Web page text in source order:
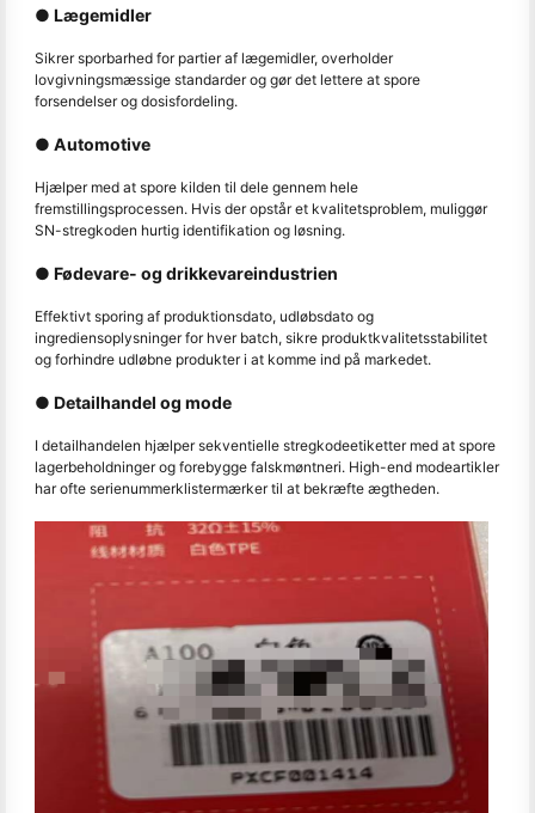
● Lægemidler
Sikrer sporbarhed for partier af lægemidler, overholder
lovgivningsmæssige standarder og gør det lettere at spore
forsendelser og dosisfordeling.
● Automotive
Hjælper med at spore kilden til dele gennem hele
fremstillingsprocessen. Hvis der opstår et kvalitetsproblem, muliggør
SN-stregkoden hurtig identifikation og løsning.
● Fødevare- og drikkevareindustrien
Effektivt sporing af produktionsdato, udløbsdato og
ingrediensoplysninger for hver batch, sikre produktkvalitetsstabilitet
og forhindre udløbne produkter i at komme ind på markedet.
● Detailhandel og mode
I detailhandelen hjælper sekventielle stregkodeetiketter med at spore
lagerbeholdninger og forebygge falskmøntneri. High-end modeartikler
har ofte serienummerklistermærker til at bekræfte ægtheden.